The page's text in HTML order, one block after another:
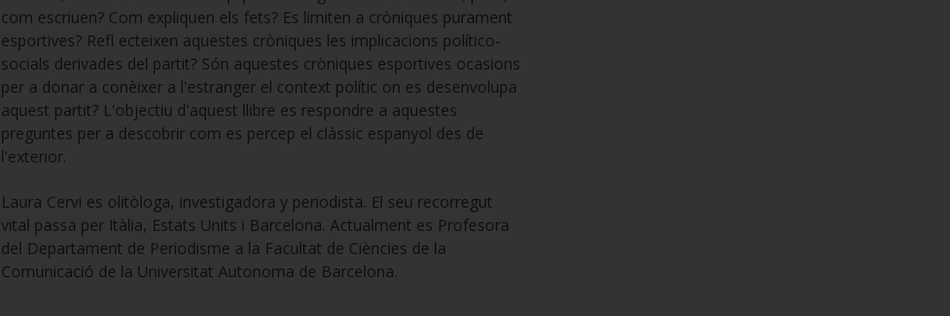
com escriuen? Com expliquen els fets? Es limiten a cròniques purament
esportives? Refl ecteixen aquestes cròniques les implicacions político-
socials derivades del partit? Són aquestes cròniques esportives ocasions
per a donar a conèixer a l'estranger el context polític on es desenvolupa
aquest partit? L'objectiu d'aquest llibre es respondre a aquestes
preguntes per a descobrir com es percep el clàssic espanyol des de
l'exterior.
Laura Cervi es olitòloga, investigadora y periodista. El seu recorregut
vital passa per Itàlia, Estats Units i Barcelona. Actualment es Profesora
del Departament de Periodisme a la Facultat de Ciències de la
Comunicació de la Universitat Autonoma de Barcelona.